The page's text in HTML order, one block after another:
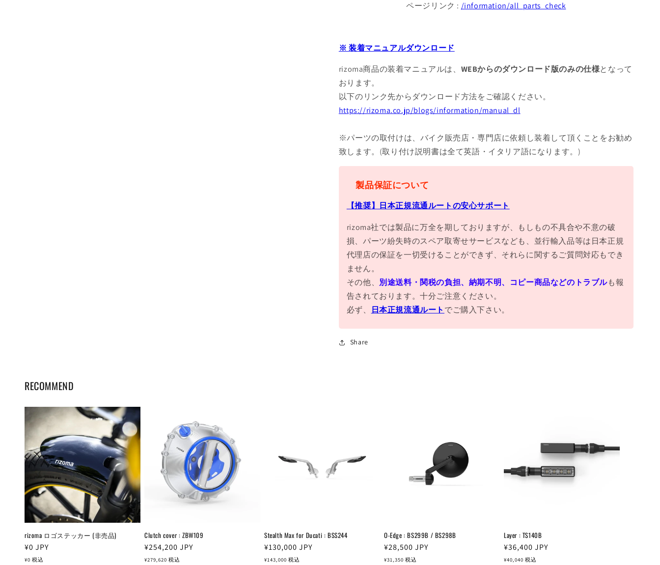
ページリンク : /information/all_parts_check
※ 装着マニュアルダウンロード
rizoma商品の装着マニュアルは、 WEBからのダウンロード版のみの仕様となって
おります。
以下のリンク先からダウンロード方法をご確認ください。
https://rizoma.co.jp/blogs/information/manual_dl
※パーツの取付けは、バイク販売店・専門店に依頼し装着して頂くことをお勧め
致します。(取り付け説明書は全て英語・イタリア語になります。)
製品保証について
【推奨】日本正規流通ルートの安心サポート
rizoma社では製品に万全を期しておりますが、もしもの不具合や不意の破
損、パーツ紛失時のスペア取寄せサービスなども、並行輸入品等は日本正規
代理店の保証を一切受けることができず、それらに関するご質問対応もでき
ません。
その他、 別途送料・関税の負担、納期不明、コピー商品などのトラブルも報
告されております。十分ご注意ください。
必ず、
日本正規流通ルート でご購入下さい。
Share
RECOMMEND
rizoma ロゴステッカー (非売品)
通
常
¥0 JPY
¥0 税込
Clutch cover : ZBW109
通
常
¥254,200 JPY
¥279,620 税込
Stealth Max for Ducati : BSS244
通
常
¥130,000 JPY
¥143,000 税込
O-Edge : BS299B / BS298B
通
常
¥28,500 JPY
¥31,350 税込
Layer : TS140B
通
常
¥36,400 JPY
¥40,040 税込